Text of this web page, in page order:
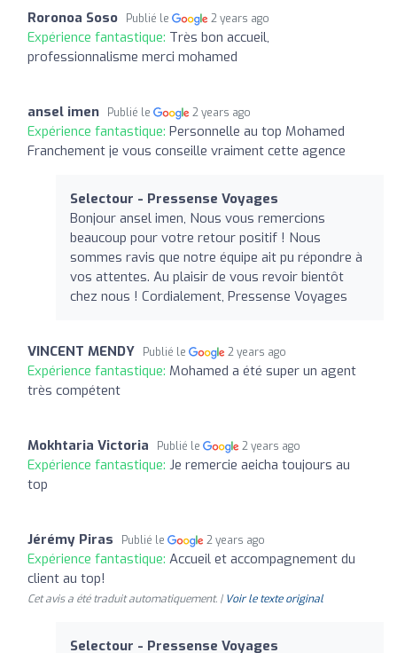
Roronoa Soso Publié le 2 years ago
Expérience fantastique: Très bon accueil,
professionnalisme merci mohamed
ansel imen Publié le 2 years ago
Expérience fantastique: Personnelle au top Mohamed
Franchement je vous conseille vraiment cette agence
Selectour - Pressense Voyages
Bonjour ansel imen, Nous vous remercions
beaucoup pour votre retour positif ! Nous
sommes ravis que notre équipe ait pu répondre à
vos attentes. Au plaisir de vous revoir bientôt
chez nous ! Cordialement, Pressense Voyages
VINCENT MENDY Publié le 2 years ago
Expérience fantastique: Mohamed a été super un agent
très compétent
Mokhtaria Victoria Publié le 2 years ago
Expérience fantastique: Je remercie aeicha toujours au
top
Jérémy Piras Publié le 2 years ago
Expérience fantastique: Accueil et accompagnement du
client au top!
Cet avis a été traduit automatiquement. | Voir le texte original
Selectour - Pressense Voyages